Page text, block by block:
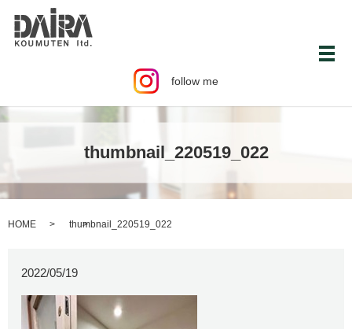
follow me
メ
thumbnail_220519_022
HOME thumbnail_220519_022
2022/05/19